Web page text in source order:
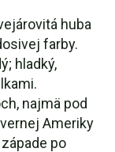
huba
farby.
hladký,
najmä pod
Ameriky
po